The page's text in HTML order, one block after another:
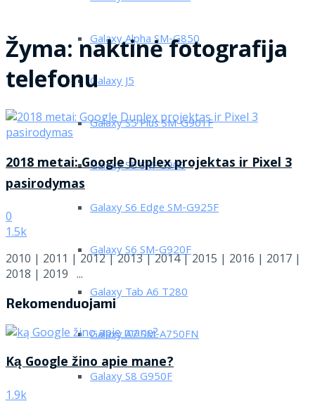
Galaxy Alpha SM-G850
Galaxy J5
Galaxy S5 Plus SM-G901F
Galaxy S5 SM-G900
Galaxy S6 Edge SM-G925F
Galaxy S6 SM-G920F
Galaxy Tab A6 T280
Galaxy A7 SM-A750FN
Galaxy S8 G950F
Žyma:naktinė fotografija
telefonu
2018 metai: Google Duplex projektas ir Pixel 3
pasirodymas
0
1.5k
2010 | 2011 | 2012 | 2013 | 2014 | 2015 | 2016 | 2017 |
2018 | 2019 ...
Rekomenduojami
Ką Google žino apie mane?
1.9k